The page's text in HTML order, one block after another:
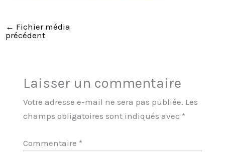
← Fichier média
précédent
Laisser un commentaire
Votre adresse e-mail ne sera pas publiée. Les
champs obligatoires sont indiqués avec *
Commentaire *